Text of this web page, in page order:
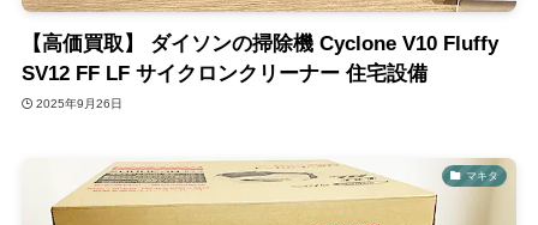
【高価買取】 ダイソンの掃除機 Cyclone V10 Fluffy
SV12 FF LF サイクロンクリーナー 住宅設備
2025年9月26日
マキタ